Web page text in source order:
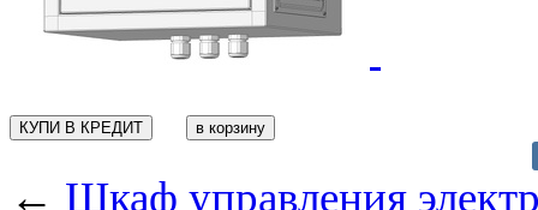
КУПИ В КРЕДИТ
← Шкаф управления